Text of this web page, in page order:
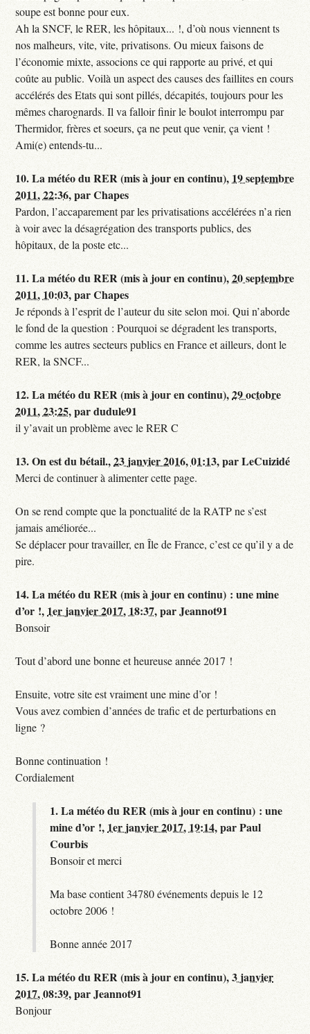
soupe est bonne pour eux.
Ah la SNCF, le RER, les hôpitaux... !, d’où nous viennent ts
nos malheurs, vite, vite, privatisons. Ou mieux faisons de
l’économie mixte, associons ce qui rapporte au privé, et qui
coûte au public. Voilà un aspect des causes des faillites en cours
accélérés des Etats qui sont pillés, décapités, toujours pour les
mêmes charognards. Il va falloir finir le boulot interrompu par
Thermidor, frères et soeurs, ça ne peut que venir, ça vient !
Ami(e) entends-tu...
10.La météo du RER (mis à jour en continu), 19 septembre
2011, 22:36,parChapes
Pardon, l’accaparement par les privatisations accélérées n’a rien
à voir avec la désagrégation des transports publics, des
hôpitaux, de la poste etc...
11.La météo du RER (mis à jour en continu),20 septembre
2011, 10:03,parChapes
Je réponds à l’esprit de l’auteur du site selon moi. Qui n’aborde
le fond de la question : Pourquoi se dégradent les transports,
comme les autres secteurs publics en France et ailleurs, dont le
RER, la SNCF...
12.La météo du RER (mis à jour en continu),29 octobre
2011, 23:25,pardudule91
il y’avait un problème avec le RER C
13.On est du bétail.,23 janvier 2016, 01:13,parLeCuizidé
Merci de continuer à alimenter cette page.
On se rend compte que la ponctualité de la RATP ne s’est
jamais améliorée...
Se déplacer pour travailler, en Île de France, c’est ce qu’il y a de
pire.
14.La météo du RER (mis à jour en continu) : une mine
d’or !, 1er janvier 2017, 18:37,parJeannot91
Bonsoir
Tout d’abord une bonne et heureuse année 2017 !
Ensuite, votre site est vraiment une mine d’or !
Vous avez combien d’années de trafic et de perturbations en
ligne ?
Bonne continuation !
Cordialement
1.La météo du RER (mis à jour en continu) : une
mine d’or !, 1er janvier 2017, 19:14,parPaul
Courbis
Bonsoir et merci
Ma base contient 34780 événements depuis le 12
octobre 2006 !
Bonne année 2017
15.La météo du RER (mis à jour en continu),3 janvier
2017, 08:39,parJeannot91
Bonjour